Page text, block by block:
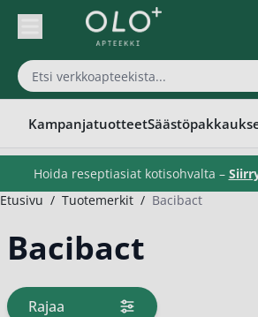
Skip to Content
Kampanjatuotteet
Hoida reseptiasiat kotisohvalta –
Etusivu / Tuotemerkit / Bacibact
Bacibact
Rajaa